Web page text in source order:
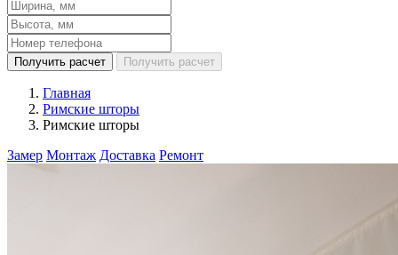
Получить расчет Получить расчет
Главная
Римские шторы
Римские шторы
Замер Монтаж Доставка Ремонт